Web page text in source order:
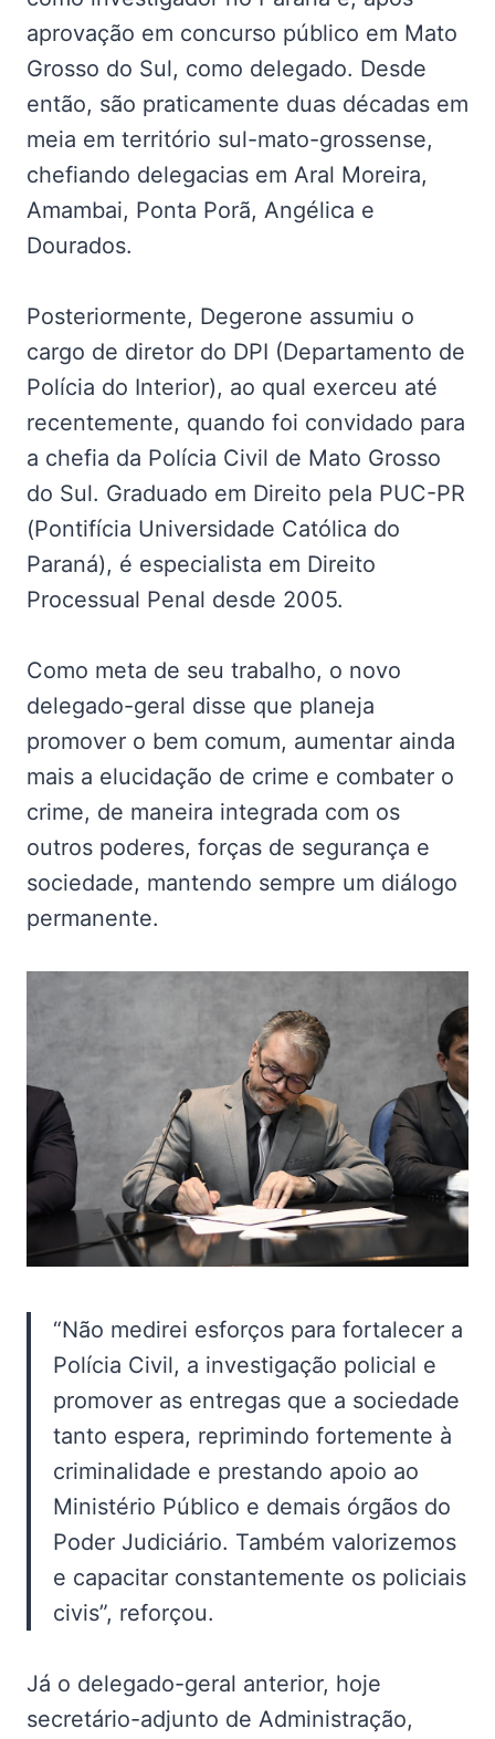
aprovação em concurso público em Mato
Grosso do Sul, como delegado. Desde
então, são praticamente duas décadas em
meia em território sul-mato-grossense,
chefiando delegacias em Aral Moreira,
Amambai, Ponta Porã, Angélica e
Dourados.
Posteriormente, Degerone assumiu o
cargo de diretor do DPI (Departamento de
Polícia do Interior), ao qual exerceu até
recentemente, quando foi convidado para
a chefia da Polícia Civil de Mato Grosso
do Sul. Graduado em Direito pela PUC-PR
(Pontifícia Universidade Católica do
Paraná), é especialista em Direito
Processual Penal desde 2005.
Como meta de seu trabalho, o novo
delegado-geral disse que planeja
promover o bem comum, aumentar ainda
mais a elucidação de crime e combater o
crime, de maneira integrada com os
outros poderes, forças de segurança e
sociedade, mantendo sempre um diálogo
permanente.
“Não medirei esforços para fortalecer a
Polícia Civil, a investigação policial e
promover as entregas que a sociedade
tanto espera, reprimindo fortemente à
criminalidade e prestando apoio ao
Ministério Público e demais órgãos do
Poder Judiciário. Também valorizemos
e capacitar constantemente os policiais
civis”, reforçou.
Já o delegado-geral anterior, hoje
secretário-adjunto de Administração,